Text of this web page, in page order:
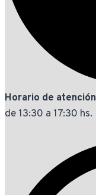
Horario de atención
de 13:30 a 17:30 hs.